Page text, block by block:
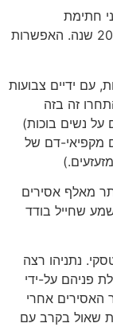
חתימת
הסכם-אוסלו. משמע, הם ישבו בכלא לפחות 20 שנה. האפשרות
עם ידיים צבועות
זה בזה
על נשים בוכות)
מקפיאי-דם של
מאלף אסירים
שחייל בודד
גרוטסקי. נתניהו רצה
פניהם על-ידי
האסירים אחרי
שאול בקרב עם